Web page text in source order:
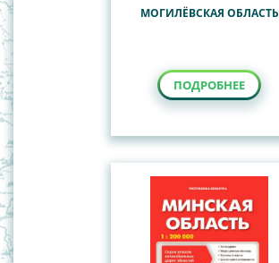
МОГИЛЁВСКАЯ ОБЛАСТЬ
ПОДРОБНЕЕ